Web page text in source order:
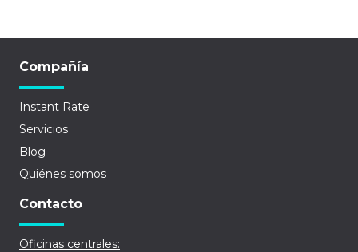
Compañía
Instant Rate
Servicios
Blog
Quiénes somos
Contacto
Oficinas centrales: